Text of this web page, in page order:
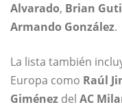
Alvarado, Brian
Armando González.
La lista también
Europa como Raúl
Giménez del AC